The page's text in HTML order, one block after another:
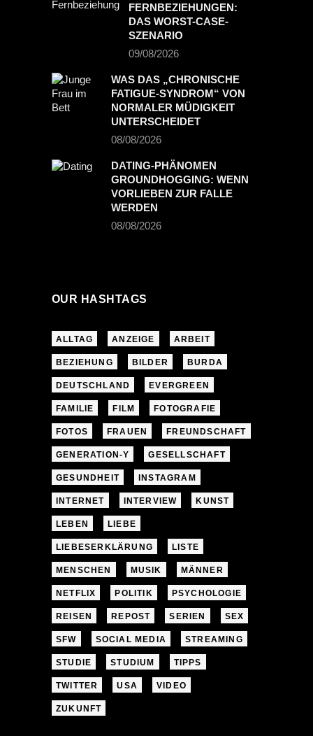
FERNBEZIEHUNGEN:
DAS WORST-CASE-
SZENARIO
09/08/2026
WAS DAS „CHRONISCHE
FATIGUE-SYNDROM“ VON
NORMALER MÜDIGKEIT
UNTERSCHEIDET
08/08/2026
DATING-PHÄNOMEN
GROUNDHOGGING: WENN
VORLIEBEN ZUR FALLE
WERDEN
08/08/2026
OUR HASHTAGS
ALLTAG ANZEIGE ARBEIT
BEZIEHUNG BILDER BURDA
DEUTSCHLAND EVERGREEN
FAMILIE FILM FOTOGRAFIE
FOTOS FRAUEN FREUNDSCHAFT
GENERATION-Y GESELLSCHAFT
GESUNDHEIT INSTAGRAM
INTERNET INTERVIEW KUNST
LEBEN LIEBE
LIEBESERKLÄRUNG LISTE
MENSCHEN MUSIK MÄNNER
NETFLIX POLITIK PSYCHOLOGIE
REISEN REPOST SERIEN SEX
SFW SOCIAL MEDIA STREAMING
STUDIE STUDIUM TIPPS
TWITTER USA VIDEO
ZUKUNFT